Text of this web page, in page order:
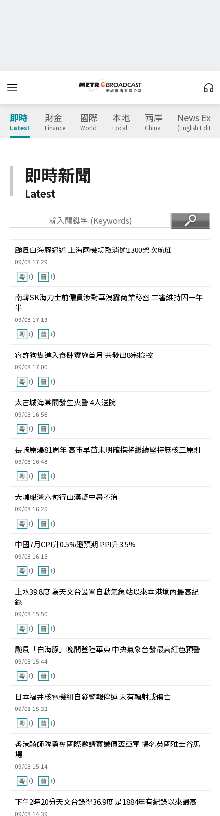
即時
Latest
財金
Finance
國際
World
本地
Local
兩岸
China
News
(English
即時新聞
Latest
颱風白海豚逼近 上海兩機場取消逾1300架次航班
09/08 17:29
南韓SK海力士前僱員涉對華洩露商業秘密 二審維持囚一年
半
09/08 17:19
容許狗隻進入食肆實施首月 共發出8宗檢控
09/08 17:00
太古城海棠閣發生火警 4人送院
09/08 16:56
長崎原爆81周年 高市早苗未明確指將繼續堅持無核三原則
09/08 16:48
大埔船灣六旬行山漢疑中暑不治
09/08 16:25
中國7月CPI升0.5%遜預期 PPI升3.5%
09/08 16:15
上水39.8度 為天文台設置自動氣象站以來本港境內最高紀
錄
09/08 15:50
颱風「白海豚」晚間登陸華東 中央氣象台發最高紅色預警
09/08 15:44
日本福井核電機組自發警報停運 未有輻射或傷亡
09/08 15:32
香港騎師隊勇奪國際邀請賽識價盃亞軍 揚名英國雅士谷馬
場
09/08 15:14
下午2時20分天文台錄得36.9度 是1884年有紀錄以來最高
09/08 14:39